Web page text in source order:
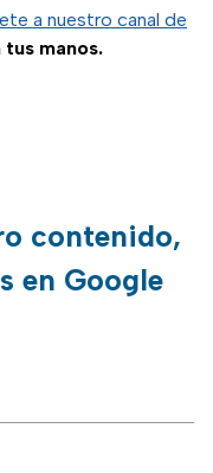
a nuestro canal de
manos.
contenido,
en Google